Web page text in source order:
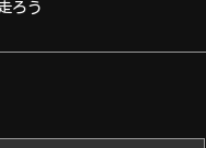
ろう
